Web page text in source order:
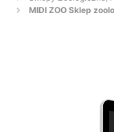
MIDI ZOO Sklep